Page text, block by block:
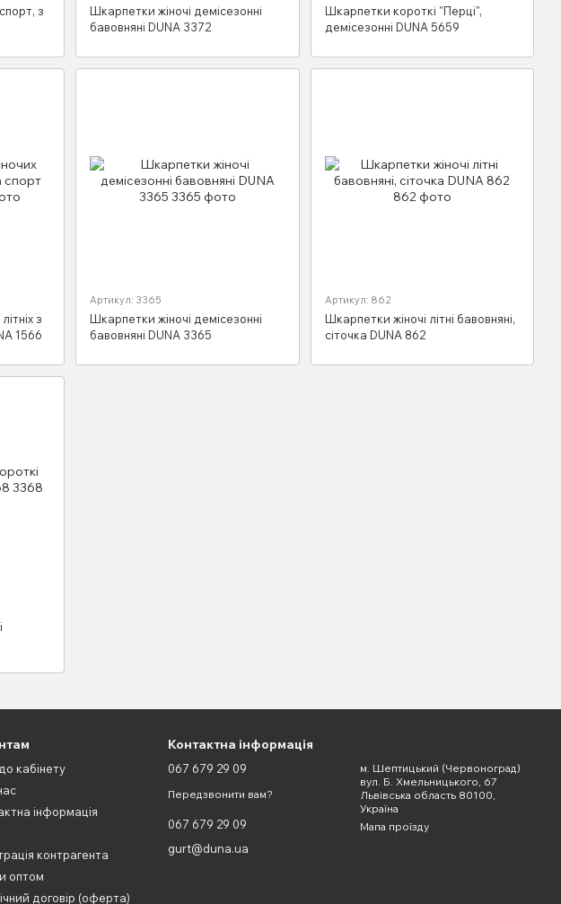
з
Шкарпетки жіночі демісезонні
бавовняні DUNA 3372
Шкарпетки короткі "Перці",
демісезонні DUNA 5659
з
1566
Артикул: 3365
Шкарпетки жіночі демісезонні
бавовняні DUNA 3365
Артикул: 862
Шкарпетки жіночі літні бавовняні,
сіточка DUNA 862
кабінету
інформація
контрагента
оптом
договір (оферта)
Контактна інформація
067 679 29 09
Передзвонити вам?
067 679 29 09
gurt@duna.ua
м. Шептицький (Червоноград)
вул. Б. Хмельницького, 67
Львівська область 80100,
Україна
Мапа проїзду